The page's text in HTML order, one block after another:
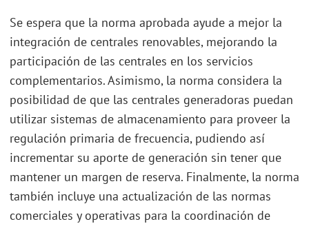
Se espera que la norma aprobada ayude a mejor la
integración de centrales renovables, mejorando la
participación de las centrales en los servicios
complementarios. Asimismo, la norma considera la
posibilidad de que las centrales generadoras puedan
utilizar sistemas de almacenamiento para proveer la
regulación primaria de frecuencia, pudiendo así
incrementar su aporte de generación sin tener que
mantener un margen de reserva. Finalmente, la norma
también incluye una actualización de las normas
comerciales y operativas para la coordinación de